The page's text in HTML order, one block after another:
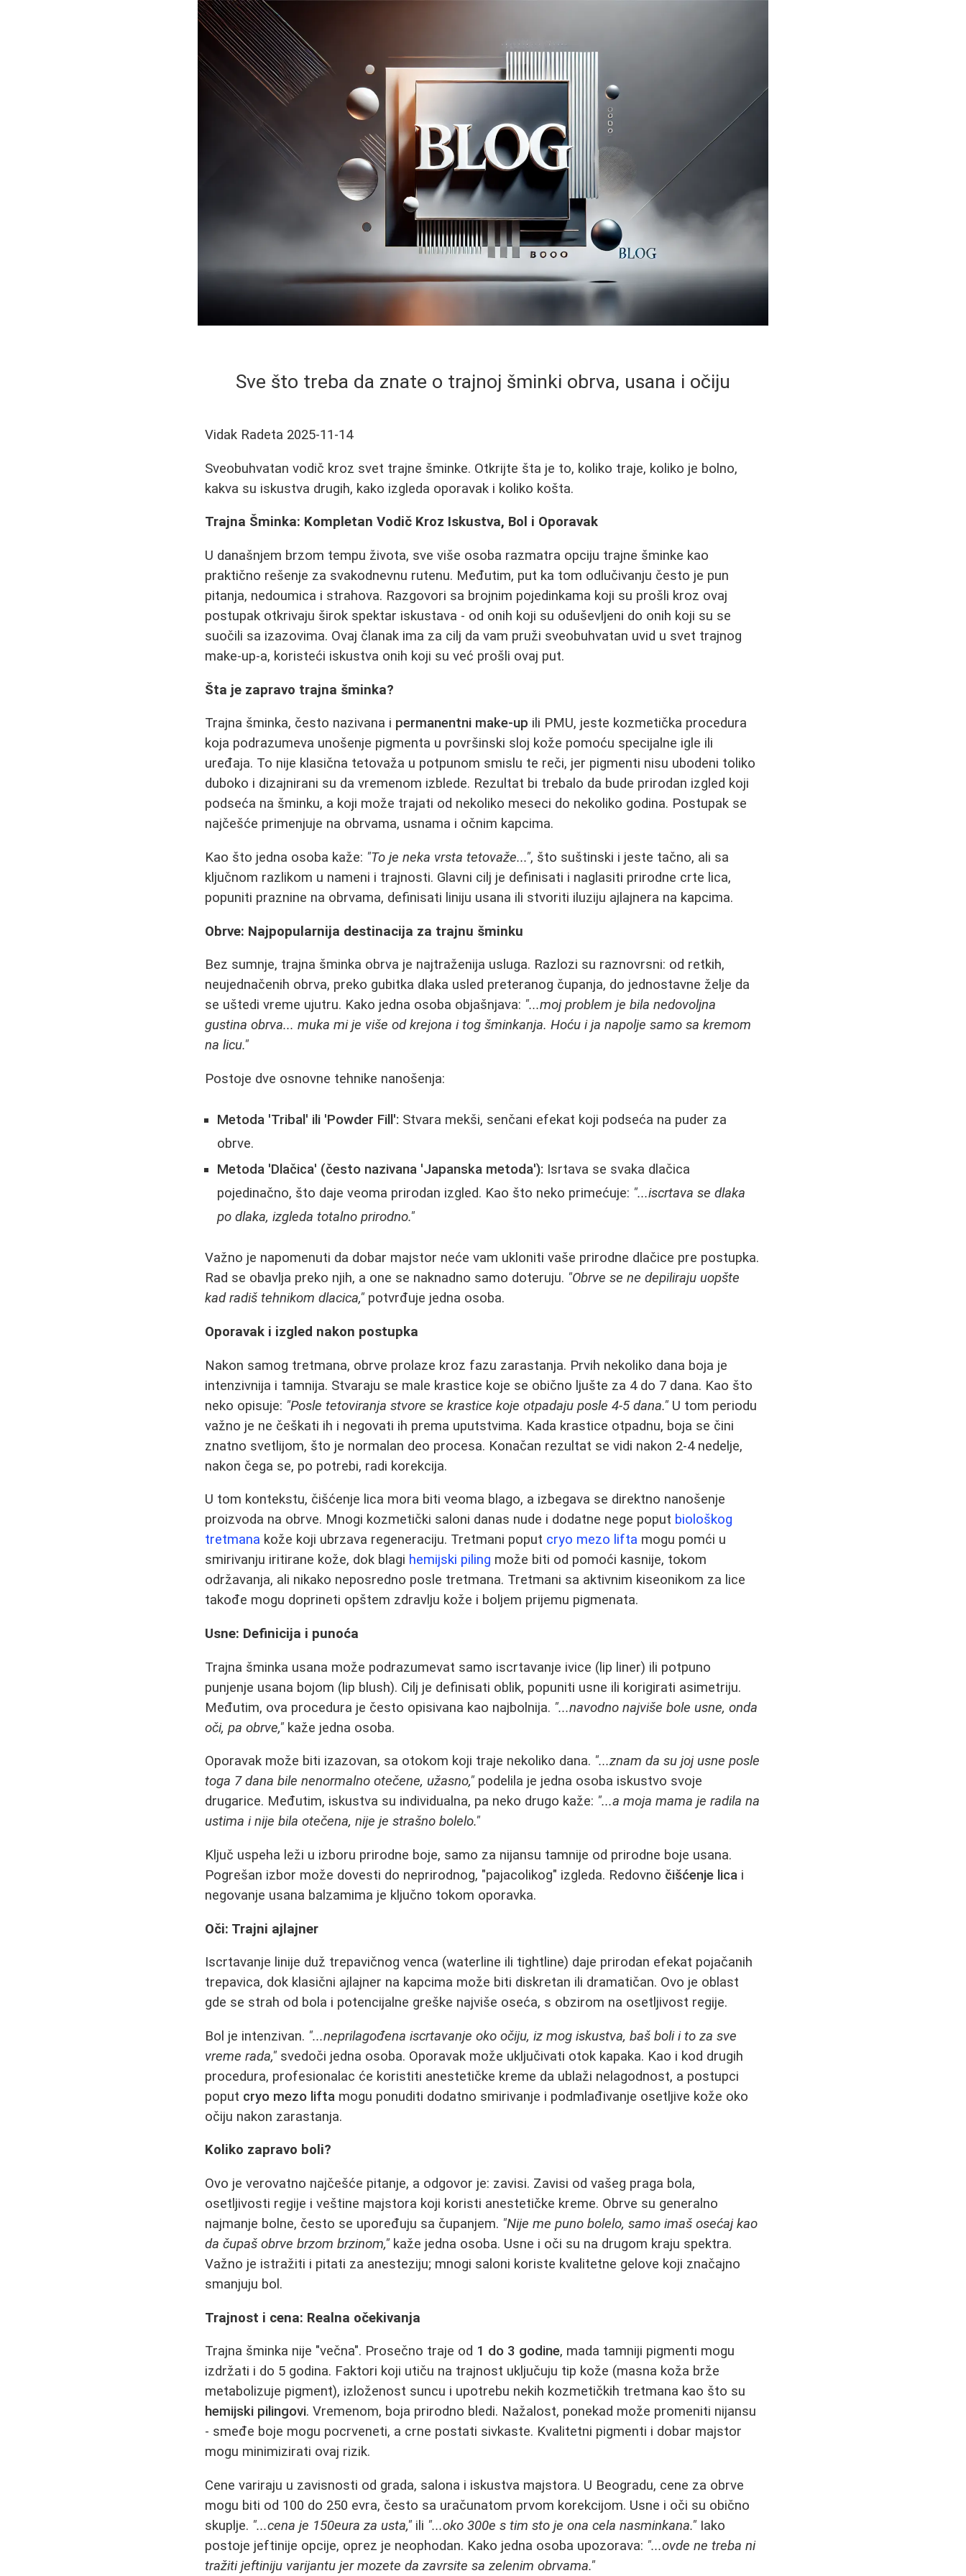
Sve što treba da znate o trajnoj šminki obrva, usana i očiju
Vidak Radeta 2025-11-14
Sveobuhvatan vodič kroz svet trajne šminke. Otkrijte šta je to, koliko traje, koliko je bolno,
kakva su iskustva drugih, kako izgleda oporavak i koliko košta.
Trajna Šminka: Kompletan Vodič Kroz Iskustva, Bol i Oporavak
U današnjem brzom tempu života, sve više osoba razmatra opciju trajne šminke kao
praktično rešenje za svakodnevnu rutenu. Međutim, put ka tom odlučivanju često je pun
pitanja, nedoumica i strahova. Razgovori sa brojnim pojedinkama koji su prošli kroz ovaj
postupak otkrivaju širok spektar iskustava - od onih koji su oduševljeni do onih koji su se
suočili sa izazovima. Ovaj članak ima za cilj da vam pruži sveobuhvatan uvid u svet trajnog
make-up-a, koristeći iskustva onih koji su već prošli ovaj put.
Šta je zapravo trajna šminka?
Trajna šminka, često nazivana i permanentni make-up ili PMU, jeste kozmetička procedura
koja podrazumeva unošenje pigmenta u površinski sloj kože pomoću specijalne igle ili
uređaja. To nije klasična tetovaža u potpunom smislu te reči, jer pigmenti nisu ubodeni toliko
duboko i dizajnirani su da vremenom izblede. Rezultat bi trebalo da bude prirodan izgled koji
podseća na šminku, a koji može trajati od nekoliko meseci do nekoliko godina. Postupak se
najčešće primenjuje na obrvama, usnama i očnim kapcima.
Kao što jedna osoba kaže: "To je neka vrsta tetovaže...", što suštinski i jeste tačno, ali sa
ključnom razlikom u nameni i trajnosti. Glavni cilj je definisati i naglasiti prirodne crte lica,
popuniti praznine na obrvama, definisati liniju usana ili stvoriti iluziju ajlajnera na kapcima.
Obrve: Najpopularnija destinacija za trajnu šminku
Bez sumnje, trajna šminka obrva je najtraženija usluga. Razlozi su raznovrsni: od retkih,
neujednačenih obrva, preko gubitka dlaka usled preteranog čupanja, do jednostavne želje da
se uštedi vreme ujutru. Kako jedna osoba objašnjava: "...moj problem je bila nedovoljna
gustina obrva... muka mi je više od krejona i tog šminkanja. Hoću i ja napolje samo sa kremom
na licu."
Postoje dve osnovne tehnike nanošenja:
Metoda 'Tribal' ili 'Powder Fill': Stvara mekši, senčani efekat koji podseća na puder za
obrve.
Metoda 'Dlačica' (često nazivana 'Japanska metoda'): Isrtava se svaka dlačica
pojedinačno, što daje veoma prirodan izgled. Kao što neko primećuje: "...iscrtava se dlaka
po dlaka, izgleda totalno prirodno."
Važno je napomenuti da dobar majstor neće vam ukloniti vaše prirodne dlačice pre postupka.
Rad se obavlja preko njih, a one se naknadno samo doteruju. "Obrve se ne depiliraju uopšte
kad radiš tehnikom dlacica," potvrđuje jedna osoba.
Oporavak i izgled nakon postupka
Nakon samog tretmana, obrve prolaze kroz fazu zarastanja. Prvih nekoliko dana boja je
intenzivnija i tamnija. Stvaraju se male krastice koje se obično ljušte za 4 do 7 dana. Kao što
neko opisuje: "Posle tetoviranja stvore se krastice koje otpadaju posle 4-5 dana." U tom periodu
važno je ne češkati ih i negovati ih prema uputstvima. Kada krastice otpadnu, boja se čini
znatno svetlijom, što je normalan deo procesa. Konačan rezultat se vidi nakon 2-4 nedelje,
nakon čega se, po potrebi, radi korekcija.
U tom kontekstu, čišćenje lica mora biti veoma blago, a izbegava se direktno nanošenje
proizvoda na obrve. Mnogi kozmetički saloni danas nude i dodatne nege poput biološkog
tretmana kože koji ubrzava regeneraciju. Tretmani poput cryo mezo lifta mogu pomći u
smirivanju iritirane kože, dok blagi hemijski piling može biti od pomoći kasnije, tokom
održavanja, ali nikako neposredno posle tretmana. Tretmani sa aktivnim kiseonikom za lice
takođe mogu doprineti opštem zdravlju kože i boljem prijemu pigmenata.
Usne: Definicija i punoća
Trajna šminka usana može podrazumevat samo iscrtavanje ivice (lip liner) ili potpuno
punjenje usana bojom (lip blush). Cilj je definisati oblik, popuniti usne ili korigirati asimetriju.
Međutim, ova procedura je često opisivana kao najbolnija. "...navodno najviše bole usne, onda
oči, pa obrve," kaže jedna osoba.
Oporavak može biti izazovan, sa otokom koji traje nekoliko dana. "...znam da su joj usne posle
toga 7 dana bile nenormalno otečene, užasno," podelila je jedna osoba iskustvo svoje
drugarice. Međutim, iskustva su individualna, pa neko drugo kaže: "...a moja mama je radila na
ustima i nije bila otečena, nije je strašno bolelo."
Ključ uspeha leži u izboru prirodne boje, samo za nijansu tamnije od prirodne boje usana.
Pogrešan izbor može dovesti do neprirodnog, "pajacolikog" izgleda. Redovno čišćenje lica i
negovanje usana balzamima je ključno tokom oporavka.
Oči: Trajni ajlajner
Iscrtavanje linije duž trepavičnog venca (waterline ili tightline) daje prirodan efekat pojačanih
trepavica, dok klasični ajlajner na kapcima može biti diskretan ili dramatičan. Ovo je oblast
gde se strah od bola i potencijalne greške najviše oseća, s obzirom na osetljivost regije.
Bol je intenzivan. "...neprilagođena iscrtavanje oko očiju, iz mog iskustva, baš boli i to za sve
vreme rada," svedoči jedna osoba. Oporavak može uključivati otok kapaka. Kao i kod drugih
procedura, profesionalac će koristiti anestetičke kreme da ublaži nelagodnost, a postupci
poput cryo mezo lifta mogu ponuditi dodatno smirivanje i podmlađivanje osetljive kože oko
očiju nakon zarastanja.
Koliko zapravo boli?
Ovo je verovatno najčešće pitanje, a odgovor je: zavisi. Zavisi od vašeg praga bola,
osetljivosti regije i veštine majstora koji koristi anestetičke kreme. Obrve su generalno
najmanje bolne, često se upoređuju sa čupanjem. "Nije me puno bolelo, samo imaš osećaj kao
da čupaš obrve brzom brzinom," kaže jedna osoba. Usne i oči su na drugom kraju spektra.
Važno je istražiti i pitati za anesteziju; mnogi saloni koriste kvalitetne gelove koji značajno
smanjuju bol.
Trajnost i cena: Realna očekivanja
Trajna šminka nije "večna". Prosečno traje od 1 do 3 godine, mada tamniji pigmenti mogu
izdržati i do 5 godina. Faktori koji utiču na trajnost uključuju tip kože (masna koža brže
metabolizuje pigment), izloženost suncu i upotrebu nekih kozmetičkih tretmana kao što su
hemijski pilingovi. Vremenom, boja prirodno bledi. Nažalost, ponekad može promeniti nijansu
- smeđe boje mogu pocrveneti, a crne postati sivkaste. Kvalitetni pigmenti i dobar majstor
mogu minimizirati ovaj rizik.
Cene variraju u zavisnosti od grada, salona i iskustva majstora. U Beogradu, cene za obrve
mogu biti od 100 do 250 evra, često sa uračunatom prvom korekcijom. Usne i oči su obično
skuplje. "...cena je 150eura za usta," ili "...oko 300e s tim sto je ona cela nasminkana." Iako
postoje jeftinije opcije, oprez je neophodan. Kako jedna osoba upozorava: "...ovde ne treba ni
tražiti jeftiniju varijantu jer mozete da zavrsite sa zelenim obrvama."